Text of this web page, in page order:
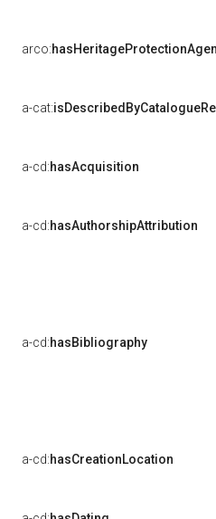
arco:
a-cat:
a-cd:hasAcquisition
a-cd:hasAuthorshipAttribution
a-cd:hasBibliography
a-cd:hasCreationLocation